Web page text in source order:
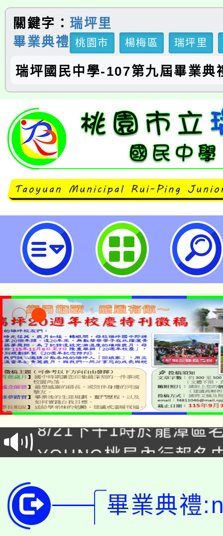
關鍵字： 瑞坪里
畢業典禮 桃園市 楊梅區 瑞坪里
瑞坪國民中學-107第九屆畢業典
neilrpjhstyc網站設計者：徐嘉
「本色祭」8/29、30在
場熱烈登場!
8/21下午1時於龍潭區
徵才活動。
YOUNG桃局內行報名
開!
115年桃園市運動會8/
田徑場及游泳池舉行。
桃園市低收入戶享有免
畢業典禮